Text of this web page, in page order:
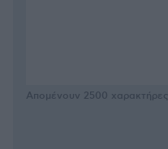
Απομένουν 2500 χαρακτήρες